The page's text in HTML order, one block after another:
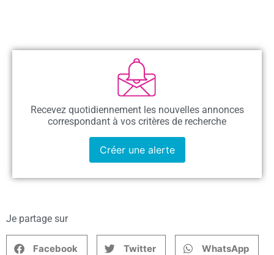
Recevez quotidiennement les nouvelles annonces
correspondant à vos critères de recherche
Créer une alerte
Je partage sur
Facebook Twitter WhatsApp